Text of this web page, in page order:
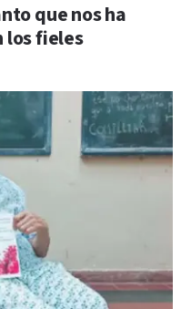
que nos ha
los fieles